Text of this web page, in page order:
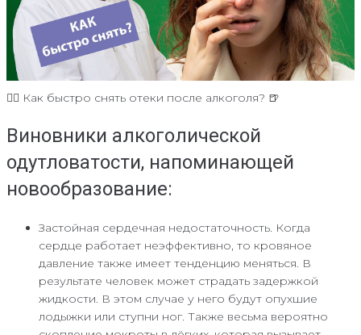
😵‍💫 Как быстро снять отеки после алкоголя? 🍺
Виновники алкоголической
одутловатости, напоминающей
новообразование:
Застойная сердечная недостаточность. Когда
сердце работает неэффективно, то кровяное
давление также имеет тенденцию меняться. В
результате человек может страдать задержкой
жидкости. В этом случае у него будут опухшие
лодыжки или ступни ног. Также весьма вероятно